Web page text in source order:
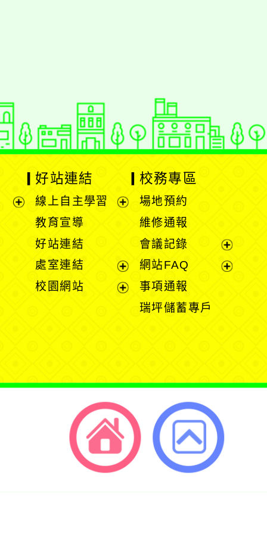
好站連結
線上自主學習
單
教育宣導
好站連結
處室連結
展
校園網站
校務專區
場地預約
維修通報
會議記錄
展
網站FAQ
事項通報
瑞坪儲蓄專戶